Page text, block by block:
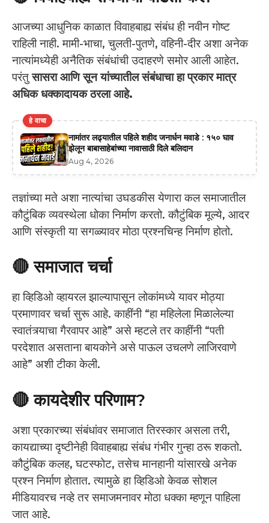
आजच्या आधुनिक काळात विवाहबाह्य संबंध ही नवीन गोष्ट
राहिली नाही. मामी-भाचा, चुलती-पुतणे, वहिनी-दीर अशा अनेक
नात्यांमध्येही अनैतिक संबंधांची उदाहरणे समोर आली आहेत.
परंतुसासरा आणि सून यांच्यातील संबंधाचा हा प्रकार मात्र
अधिक धक्कादायक ठरला आहे.
हे वाचा
नामांतर लढ्यातील पहिले शहीद जनार्धन मवाडे : १५० घाव
झेलून बाबासाहेबांच्या नावासाठी दिले बलिदान
Aug 4, 2026
तज्ञांच्या मते अशा नात्यांचा उघडकीस येणारा कल समाजातील
कौटुंबिक व्यवस्थेला धोका निर्माण करतो. कौटुंबिक मूल्ये, आदर
आणि संस्कृती या सगळ्यावर मोठा प्रश्नचिन्ह निर्माण होतो.
🔴 समाजात चर्चा
हा व्हिडिओ व्हायरल झाल्यापासून लोकांमध्ये यावर मोठ्या
प्रमाणावर चर्चा सुरू आहे. काहींनी “हा महिलेला मिळालेल्या
स्वातंत्र्याचा गैरवापर आहे” असे म्हटले तर काहींनी “पती
परदेशात असताना बायकोने असे पाऊल उचलणे लाजिरवाणे
आहे” अशी टीका केली.
🔴 कायदेशीर परिणाम?
अशा प्रकारच्या संबंधांवर समाजात तिरस्कार असला तरी,
कायद्याच्या दृष्टीनेही विवाहबाह्य संबंध गंभीर गुन्हा ठरू शकतो.
कौटुंबिक कलह, घटस्फोट, तसेच मानहानी यांसारखे अनेक
प्रश्न निर्माण होतात. त्यामुळे हा व्हिडिओ केवळ सोशल
मीडियावरच नव्हे तर समाजमनावर मोठा धक्का म्हणून पाहिला
जात आहे.